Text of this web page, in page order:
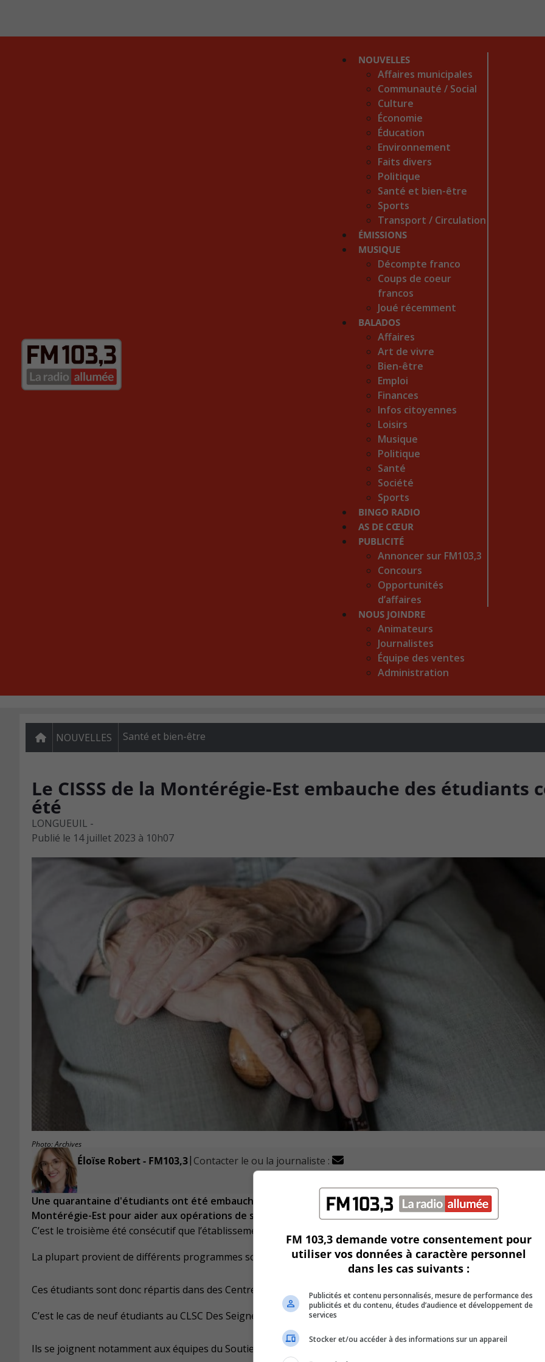
NOUVELLES
Affaires municipales
Communauté / Social
Culture
Économie
Éducation
Environnement
Faits divers
Politique
Santé et bien-être
Sports
Transport / Circulation
ÉMISSIONS
MUSIQUE
Décompte franco
Coups de coeur
francos
Joué récemment
BALADOS
Affaires
Art de vivre
Bien-être
Emploi
Finances
Infos citoyennes
Loisirs
Musique
Politique
Santé
Société
Sports
BINGO RADIO
AS DE CŒUR
PUBLICITÉ
Annoncer sur FM103,3
Concours
Opportunités
d’affaires
NOUS JOINDRE
Animateurs
Journalistes
Équipe des ventes
Administration
NOUVELLES Santé et bien-être
Le CISSS de la Montérégie-Est embauche des étudiants
été
LONGUEUIL -
Publié le 14 juillet 2023 à 10h07
Photo: Archives
Éloïse Robert - FM103,3| Contacter le ou la journaliste :
Une quarantaine d'étudiants ont été embauché par le Centre intégré de santé et de services sociaux
Montérégie-Est pour aider aux opérations de soutien à domicile.
C’est le troisième été consécutif que l’établissement embauche des élèves à cette fin.
La plupart provient de différents programmes scolaires.
Ces étudiants sont donc répartis dans des Centres locaux de services communautaires (CLSC) de la région.
C’est le cas de neuf étudiants au CLSC Des Seigneuries, ou sept autres à celui de Longueuil-Ouest.
Ils se joignent notamment aux équipes du Soutien à l’autonomie des personnes âgées et à domicile.
FM 103,3 demande votre consentement pour
utiliser vos données à caractère personnel
dans les cas suivants :
Publicités et contenu personnalisés, mesure de performance des
publicités et du contenu, études d’audience et développement de
services
Stocker et/ou accéder à des informations sur un appareil